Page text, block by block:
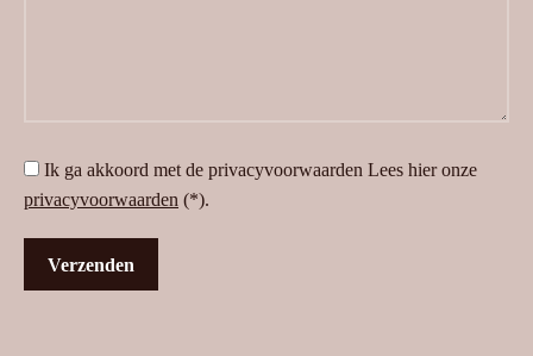
Ik ga akkoord met de privacyvoorwaarden Lees hier onze
privacyvoorwaarden (*).